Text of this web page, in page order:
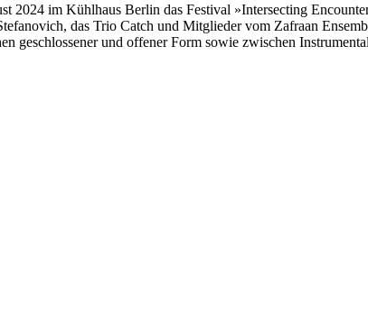
2024 im Kühlhaus Berlin das Festival »Intersecting
das Trio Catch und Mitglieder vom Zafraan
geschlossener und offener Form sowie zwischen